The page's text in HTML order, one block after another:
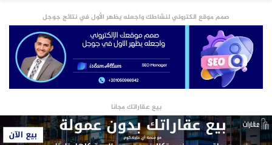
صمم موقع الكتروني لنشاطك واجعله يظهر الأول في نتائج جوجل
بيع عقاراتك مجانا